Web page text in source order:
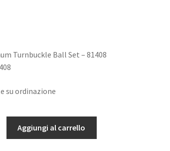
Turnbuckle Ball Set – 81408
su ordinazione
Aggiungi al carrello